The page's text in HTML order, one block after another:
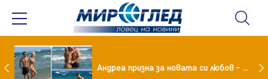
Драма вместо щастие: Звезда от "Татковци" е в болница с високорискова бременност Андреа призна за новата си любов – руснакът Игор